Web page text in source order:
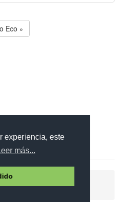
experiencia, este
más...
Eco »